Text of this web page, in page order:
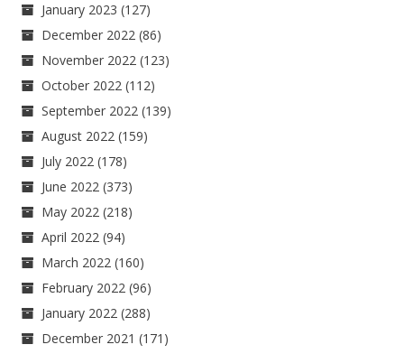
January 2023 (127)
December 2022 (86)
November 2022 (123)
October 2022 (112)
September 2022 (139)
August 2022 (159)
July 2022 (178)
June 2022 (373)
May 2022 (218)
April 2022 (94)
March 2022 (160)
February 2022 (96)
January 2022 (288)
December 2021 (171)